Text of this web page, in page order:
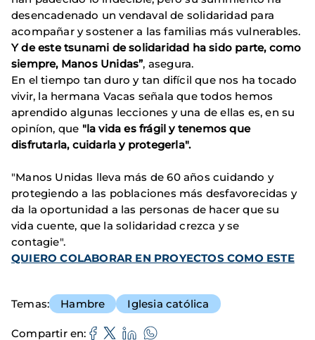
desencadenado un vendaval de solidaridad para
acompañar y sostener a las familias más vulnerables.
Y de este tsunami de solidaridad ha sido parte, como
siempre, Manos Unidas”, asegura.
En el tiempo tan duro y tan difícil que nos ha tocado
vivir, la hermana Vacas señala que todos hemos
aprendido algunas lecciones y una de ellas es, en su
opiníon, que "la vida es frágil y tenemos que
disfrutarla, cuidarla y protegerla".
"Manos Unidas lleva más de 60 años cuidando y
protegiendo a las poblaciones más desfavorecidas y
da la oportunidad a las personas de hacer que su
vida cuente, que la solidaridad crezca y se
contagie".
QUIERO COLABORAR EN PROYECTOS COMO ESTE
Temas Hambre Iglesia católica
Compartir en